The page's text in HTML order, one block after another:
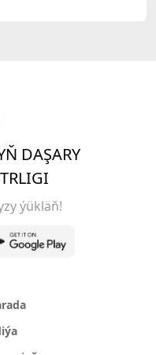
DAŞARY
ýükläň!